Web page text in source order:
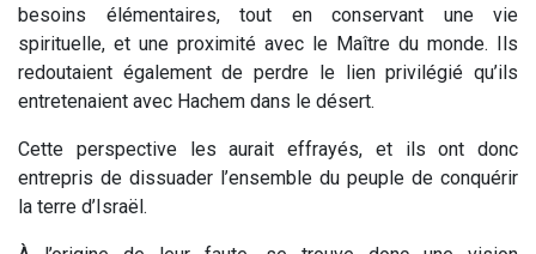
besoins élémentaires, tout en conservant une vie
spirituelle, et une proximité avec le Maître du monde. Ils
redoutaient également de perdre le lien privilégié qu’ils
entretenaient avec Hachem dans le désert.
Cette perspective les aurait effrayés, et ils ont donc
entrepris de dissuader l’ensemble du peuple de conquérir
la terre d’Israël.